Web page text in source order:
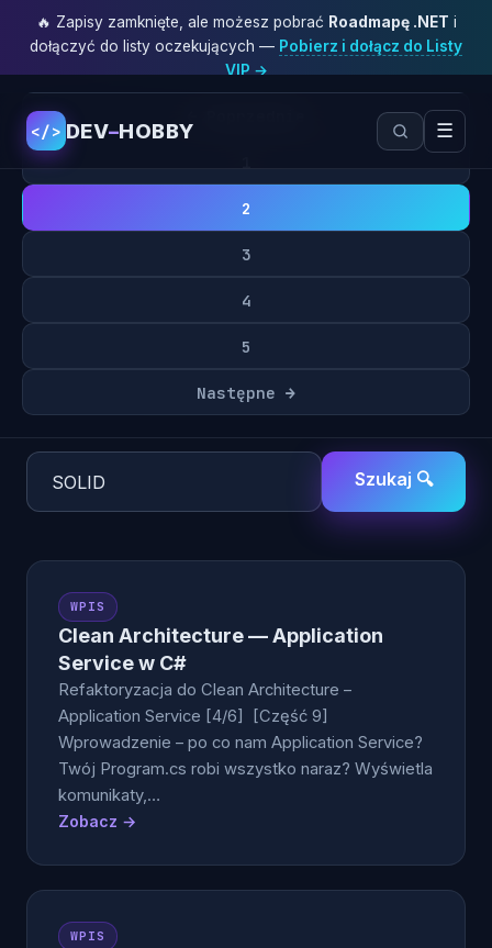
🔥 Zapisy zamknięte, ale możesz pobrać Roadmapę .NET i
dołączyć do listy oczekujących — Pobierz i dołącz do Listy
VIP →
</> DEV–HOBBY ☰
Wyniki dla:
Znaleziono 60 wyniki(ów).
Szukaj 🔍
WPIS
Clean Architecture — Application
Service w C#
Refaktoryzacja do Clean Architecture –
Application Service [4/6] [Część 9]
Wprowadzenie – po co nam Application Service?
Twój Program.cs robi wszystko naraz? Wyświetla
komunikaty,…
Zobacz →
WPIS
2
3
4
5
Następne →